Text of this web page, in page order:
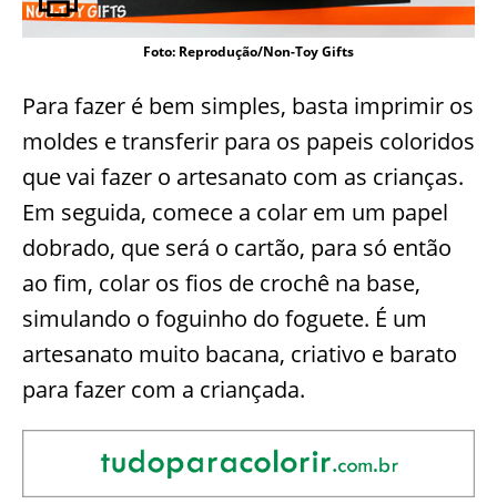
Foto: Reprodução/Non-Toy Gifts
Para fazer é bem simples, basta imprimir os
moldes e transferir para os papeis coloridos
que vai fazer o artesanato com as crianças.
Em seguida, comece a colar em um papel
dobrado, que será o cartão, para só então
ao fim, colar os fios de crochê na base,
simulando o foguinho do foguete. É um
artesanato muito bacana, criativo e barato
para fazer com a criançada.